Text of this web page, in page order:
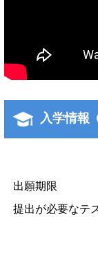
入学情報
出願期限
提出が必要なテ